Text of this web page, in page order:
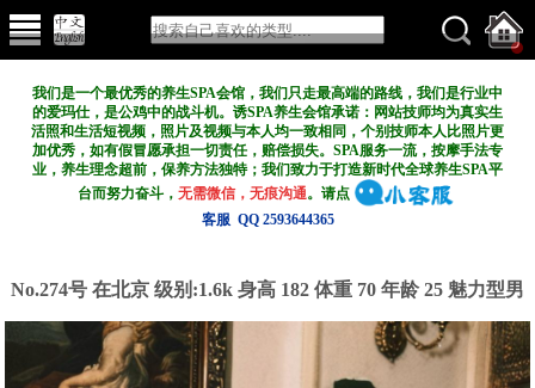
我们是一个最优秀的养生SPA会馆，我们只走最高端的路线，我们是行业中
的爱玛仕，是公鸡中的战斗机。诱SPA养生会馆承诺：网站技师均为真实生
活照和生活短视频，照片及视频与本人均一致相同，个别技师本人比照片更
加优秀，如有假冒愿承担一切责任，赔偿损失。SPA服务一流，按摩手法专
业，养生理念超前，保养方法独特；我们致力于打造新时代全球养生SPA平
台而努力奋斗，无需微信，无痕沟通。请点
客服 QQ 2593644365
No.274号 在北京 级别:1.6k 身高 182 体重 70 年龄 25 魅力型男